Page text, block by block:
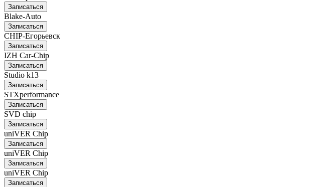
Записаться
Blake-Auto
Записаться
CHIP-Егорьевск
Записаться
IZH Car-Chip
Записаться
Studio k13
Записаться
STXperformance
Записаться
SVD chip
Записаться
uniVER Chip
Записаться
uniVER Chip
Записаться
uniVER Chip
Записаться